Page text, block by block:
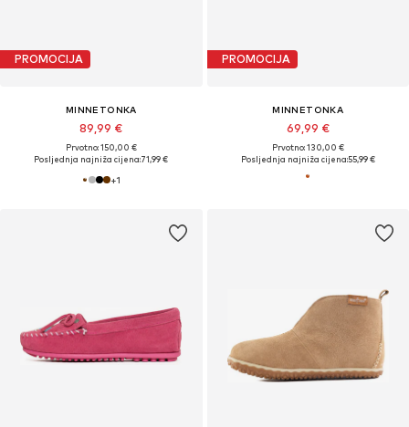
PROMOCIJA
MINNETONKA
89,99 €
Prvotno: 150,00 €
Posljednja najniža cijena:71,99 €
+1
PROMOCIJA
MINNETONKA
69,99 €
Prvotno: 130,00 €
Posljednja najniža cijena:55,99 €